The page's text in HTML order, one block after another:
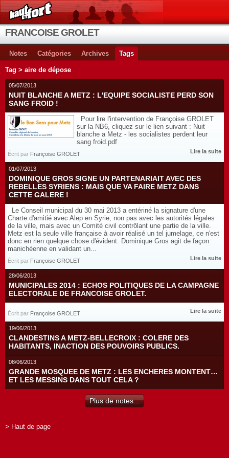
FRANCOISE GROLET
Notes Catégories Archives Tags
Tag > aire de dépose
05/07/2013
NUIT BLANCHE A METZ : L'EQUIPE SOCIALISTE PERD SON
SANG FROID !
Pour lire l'intervention de Françoise GROLET
sur la NB6, cliquez sur le lien suivant : Nuit
blanche a Metz - les socialistes perdent leur
sang froid.pdf
Écrit par Françoise GROLET Lire la suite
01/07/2013
DOMINIQUE GROS SIGNE UN PARTENARIAIT AVEC DES
REBELLES SYRIENS : MAIS QUE VA FAIRE METZ DANS
CETTE GALERE !
Le Conseil municipal du 30 mai 2013 a entériné la signature d'une
Charte d'amitié avec Alep en Syrie, non pas avec les autorités légales
de la ville, mais avec un Comité civil contrôlant une partie de la ville.
Metz est la seule ville française à avoir réalisé un tel jumelage, ce n'est
donc en rien quelque chose d'évident. Dominique Gros agit de façon
manichéenne en validant un...
Écrit par Françoise GROLET Lire la suite
28/06/2013
MUNICIPALES 2014 : ECHOS POLITIQUES DE LA CAMPAGNE
ELECTORALE DE FRANCOISE GROLET.
Écrit par Françoise GROLET Lire la suite
19/06/2013
CLANDESTINS A METZ-BELLECROIX : COLERE DES
HABITANTS, INACTION DES POUVOIRS PUBLICS.
08/06/2013
GRANDE MOSQUEE DE METZ : LES ENCHERES MONTENT…
ET LES MESSINS DANS TOUT CELA ?
Plus de notes...
> Haut de page